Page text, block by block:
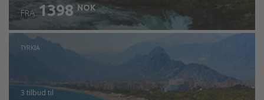
FRA 1398 NOK
TYRKIA
3 tilbud til